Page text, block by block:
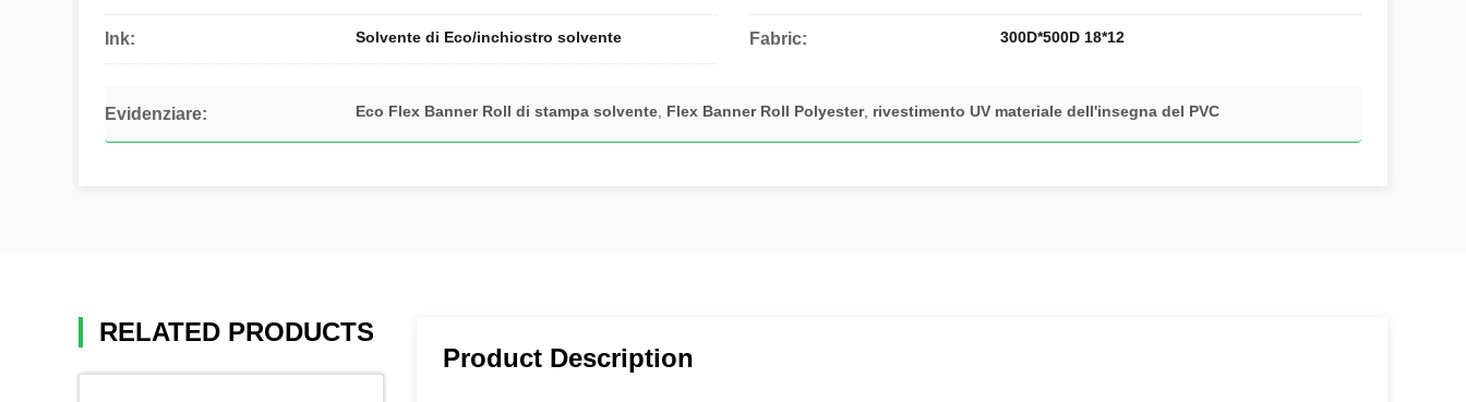
Ink: Solvente di Eco/inchiostro solvente Fabric: 300D*500D 18*12
Evidenziare: Eco Flex Banner Roll di stampa solvente Flex Banner Roll Polyester, rivestimento UV materiale dell'insegna del PVC
Product Description
RELATED PRODUCTS